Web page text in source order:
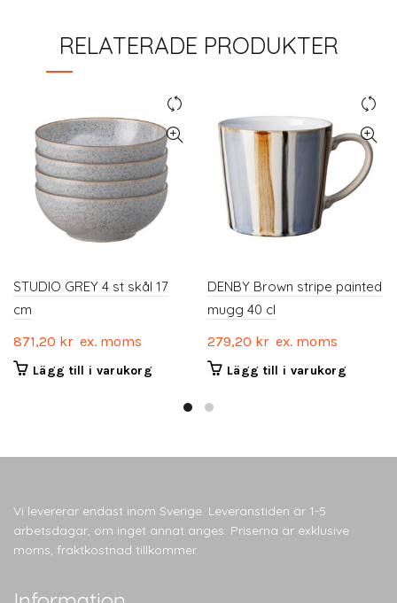
RELATERADE PRODUKTER
STUDIO GREY 4 st skål 17
cm
871,20 kr ex. moms
Lägg till i varukorg
DENBY Brown stripe painted
mugg 40 cl
279,20 kr ex. moms
Lägg till i varukorg
Vi levererar endast inom Sverige. Leveranstiden är 1-5
arbetsdagar, om inget annat anges. Priserna är exklusive
moms, fraktkostnad tillkommer.